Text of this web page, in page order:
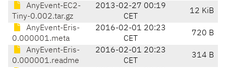
AnyEvent-EC2-
Tiny-0.002.tar.gz
2013-02-27 00:19
CET
12 KiB
AnyEvent-Eris-
0.000001.meta
2016-02-01 20:23
CET
720 B
AnyEvent-Eris-
0.000001.readme
2016-02-01 20:23
CET
314 B